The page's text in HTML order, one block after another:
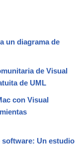
un diagrama de
de Visual
de UML
con Visual
software: Un estudio